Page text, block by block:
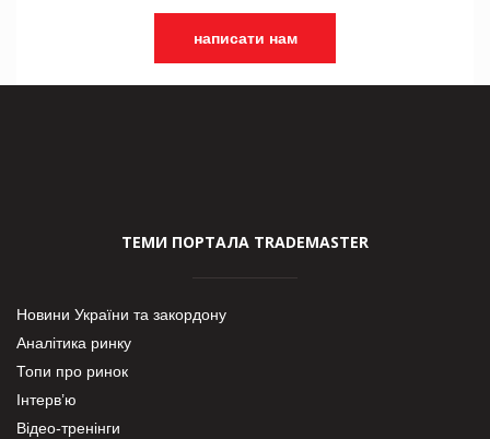
написати нам
ТЕМИ ПОРТАЛА TRADEMASTER
Новини України та закордону
Аналітика ринку
Топи про ринок
Інтерв’ю
Відео-тренінги